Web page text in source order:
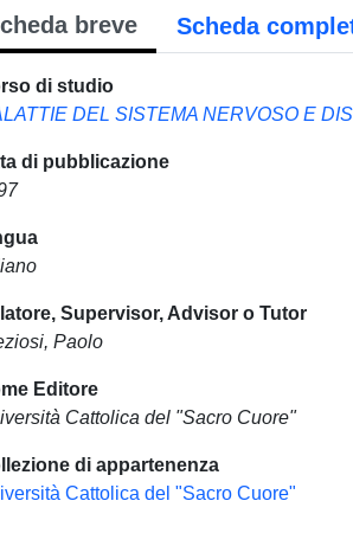
breve Scheda
di studio
DEL SISTEMA NERVOSO E
di pubblicazione
Supervisor, Advisor o Tutor
Paolo
Editore
Cattolica del "Sacro Cuore"
di appartenenza
Cattolica del "Sacro Cuore"